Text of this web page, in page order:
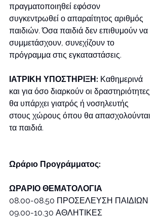
πραγματοποιηθεί εφόσον
συγκεντρωθεί ο απαραίτητος αριθμός
παιδιών. Όσα παιδιά δεν επιθυμούν να
συμμετάσχουν, συνεχίζουν το
πρόγραμμα στις εγκαταστάσεις.
ΙΑΤΡΙΚΗ ΥΠΟΣΤΗΡΙΞΗ: Καθημερινά
και για όσο διαρκούν οι δραστηριότητες
θα υπάρχει γιατρός ή νοσηλευτής
στους χώρους όπου θα απασχολούνται
τα παιδιά.
Ωράριο Προγράμματος:
ΩΡΑΡΙΟ ΘΕΜΑΤΟΛΟΓΙΑ
08.00-08.50 ΠΡΟΣΕΛΕΥΣΗ ΠΑΙΔΙΩΝ
09.00-10.30 ΑΘΛΗΤΙΚΕΣ